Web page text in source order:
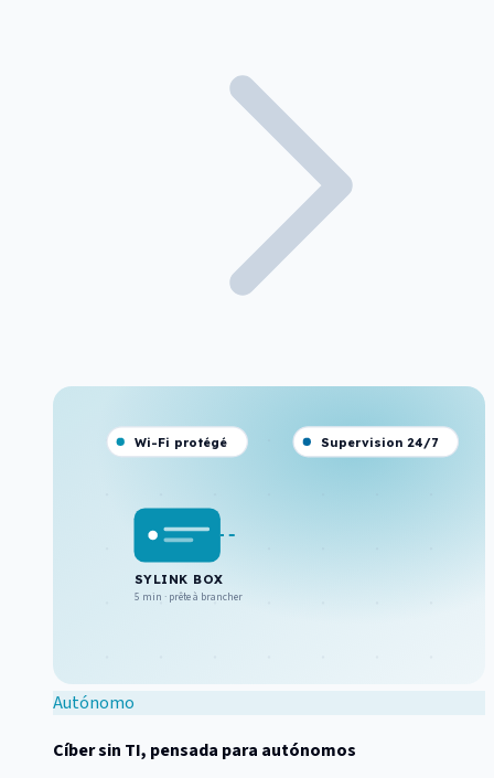
SYLINK BOX
5 min · prête à brancher
Wi-Fi protégé Supervision 24/7
Autónomo
Cíber sin TI, pensada para autónomos